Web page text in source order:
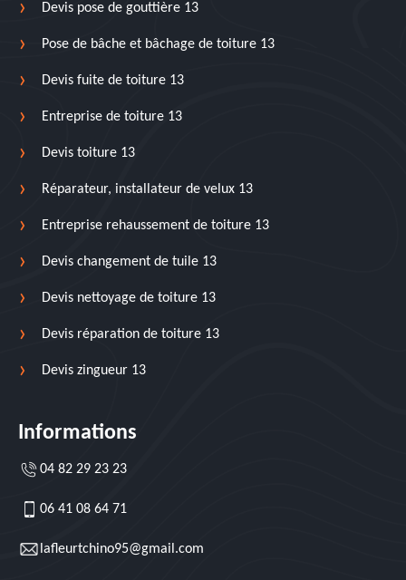
Devis pose de gouttière 13
Pose de bâche et bâchage de toiture 13
Devis fuite de toiture 13
Entreprise de toiture 13
Devis toiture 13
Réparateur, installateur de velux 13
Entreprise rehaussement de toiture 13
Devis changement de tuile 13
Devis nettoyage de toiture 13
Devis réparation de toiture 13
Devis zingueur 13
Informations
04 82 29 23 23
06 41 08 64 71
lafleurtchino95@gmail.com